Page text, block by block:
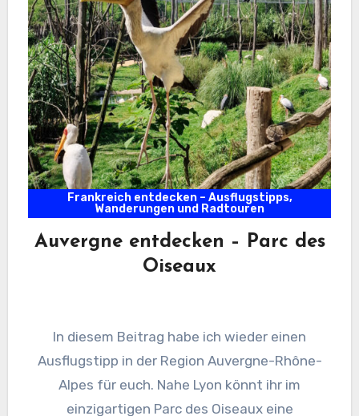
Frankreich entdecken – Ausflugstipps,
Wanderungen und Radtouren
Auvergne entdecken – Parc des
Oiseaux
In diesem Beitrag habe ich wieder einen
Ausflugstipp in der Region Auvergne-Rhône-
Alpes für euch. Nahe Lyon könnt ihr im
einzigartigen Parc des Oiseaux eine